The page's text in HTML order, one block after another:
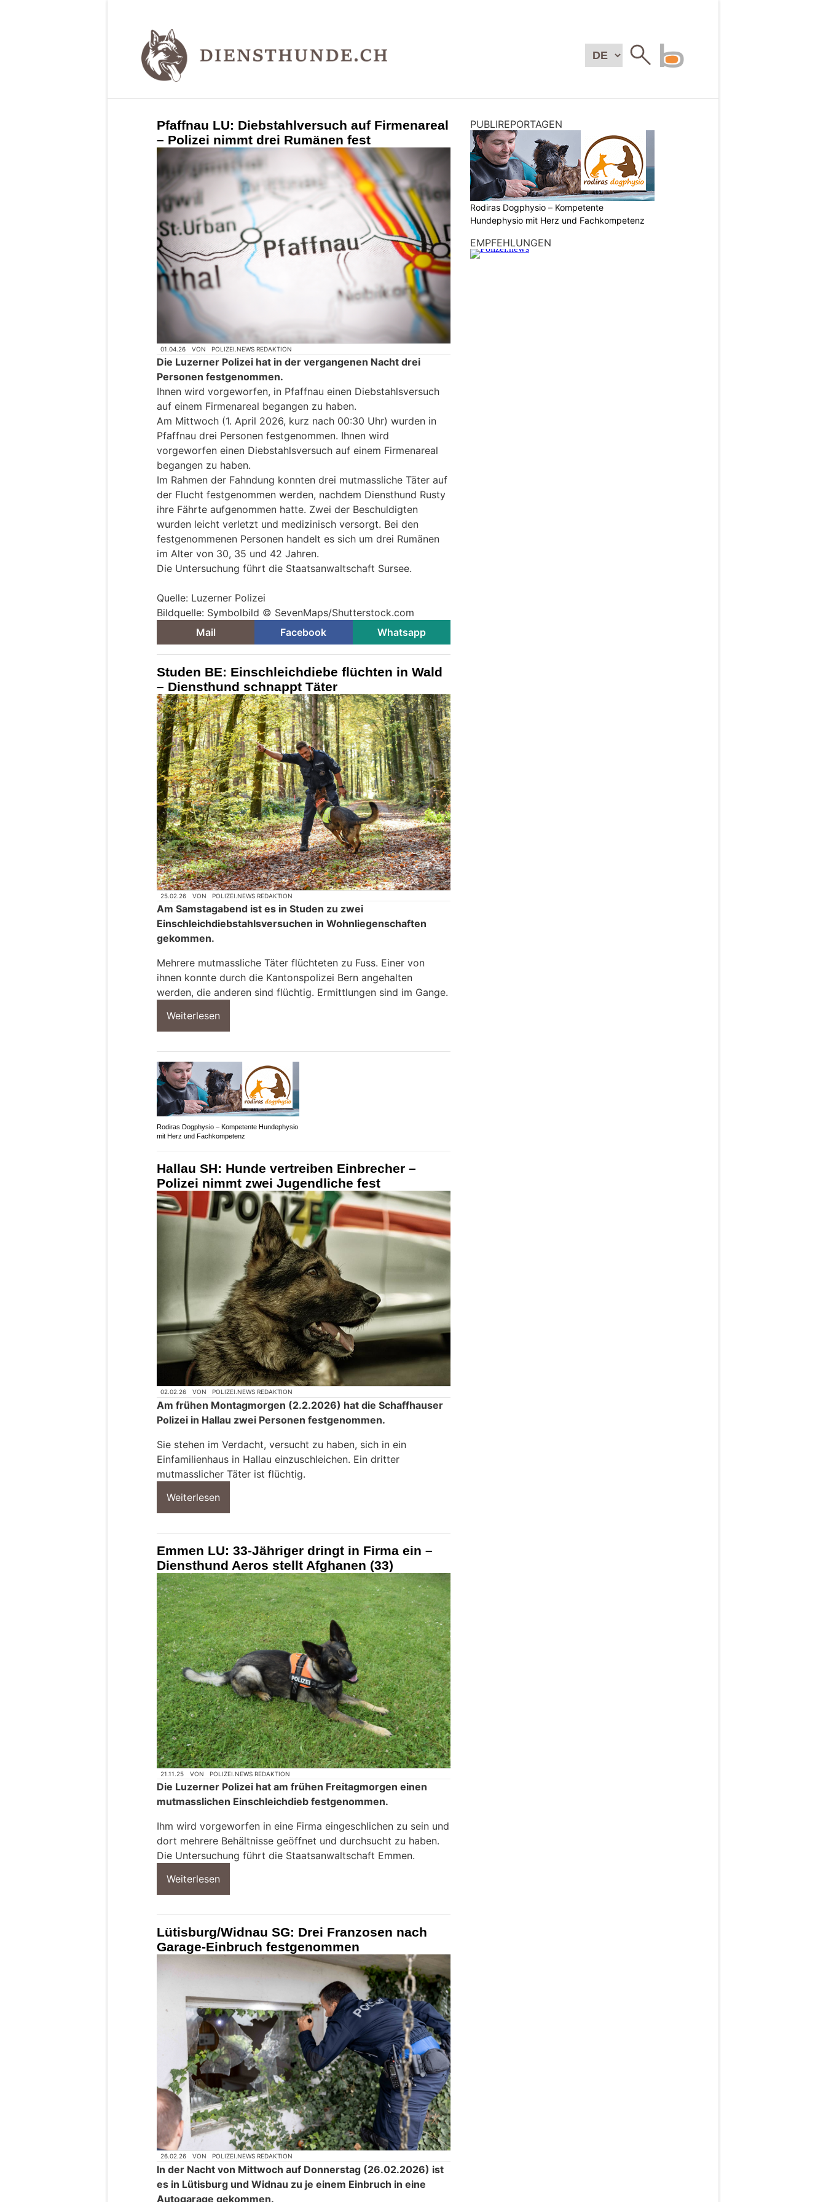
Pfaffnau LU: Diebstahlversuch auf Firmenareal
– Polizei nimmt drei Rumänen fest
01.04.26 VON POLIZEI.NEWS REDAKTION
Die Luzerner Polizei hat in der vergangenen Nacht drei
Personen festgenommen.
Ihnen wird vorgeworfen, in Pfaffnau einen Diebstahlsversuch
auf einem Firmenareal begangen zu haben.
Am Mittwoch (1. April 2026, kurz nach 00:30 Uhr) wurden in
Pfaffnau drei Personen festgenommen. Ihnen wird
vorgeworfen einen Diebstahlsversuch auf einem Firmenareal
begangen zu haben.
Im Rahmen der Fahndung konnten drei mutmassliche Täter auf
der Flucht festgenommen werden, nachdem Diensthund Rusty
ihre Fährte aufgenommen hatte. Zwei der Beschuldigten
wurden leicht verletzt und medizinisch versorgt. Bei den
festgenommenen Personen handelt es sich um drei Rumänen
im Alter von 30, 35 und 42 Jahren.
Die Untersuchung führt die Staatsanwaltschaft Sursee.
Quelle: Luzerner Polizei
Bildquelle: Symbolbild © SevenMaps/Shutterstock.com
Mail
Facebook Whatsapp
Studen BE: Einschleichdiebe flüchten in Wald
– Diensthund schnappt Täter
25.02.26 VON POLIZEI.NEWS REDAKTION
Am Samstagabend ist es in Studen zu zwei
Einschleichdiebstahlsversuchen in Wohnliegenschaften
gekommen.
Mehrere mutmassliche Täter flüchteten zu Fuss. Einer von
ihnen konnte durch die Kantonspolizei Bern angehalten
werden, die anderen sind flüchtig. Ermittlungen sind im Gange.
Weiterlesen
Rodiras Dogphysio – Kompetente Hundephysio
mit Herz und Fachkompetenz
Hallau SH: Hunde vertreiben Einbrecher –
Polizei nimmt zwei Jugendliche fest
02.02.26 VON POLIZEI.NEWS REDAKTION
Am frühen Montagmorgen (2.2.2026) hat die Schaffhauser
Polizei in Hallau zwei Personen festgenommen.
Sie stehen im Verdacht, versucht zu haben, sich in ein
Einfamilienhaus in Hallau einzuschleichen. Ein dritter
mutmasslicher Täter ist flüchtig.
Weiterlesen
Emmen LU: 33-Jähriger dringt in Firma ein –
Diensthund Aeros stellt Afghanen (33)
21.11.25 VON POLIZEI.NEWS REDAKTION
Die Luzerner Polizei hat am frühen Freitagmorgen einen
mutmasslichen Einschleichdieb festgenommen.
Ihm wird vorgeworfen in eine Firma eingeschlichen zu sein und
dort mehrere Behältnisse geöffnet und durchsucht zu haben.
Die Untersuchung führt die Staatsanwaltschaft Emmen.
Weiterlesen
Lütisburg/Widnau SG: Drei Franzosen nach
Garage-Einbruch festgenommen
26.02.26 VON POLIZEI.NEWS REDAKTION
In der Nacht von Mittwoch auf Donnerstag (26.02.2026) ist
es in Lütisburg und Widnau zu je einem Einbruch in eine
Autogarage gekommen.
PUBLIREPORTAGEN
Rodiras Dogphysio – Kompetente
Hundephysio mit Herz und Fachkompetenz
EMPFEHLUNGEN